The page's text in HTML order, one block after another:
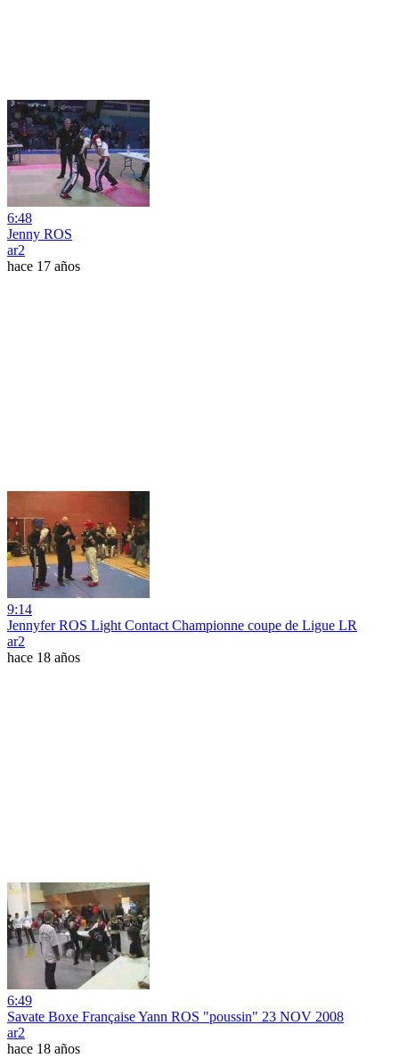
6:48
Jenny ROS
ar2
hace 17 años
9:14
Jennyfer ROS Light Contact Championne coupe de Ligue LR
ar2
hace 18 años
6:49
Savate Boxe Française Yann ROS "poussin" 23 NOV 2008
ar2
hace 18 años